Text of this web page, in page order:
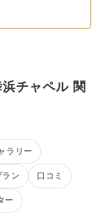
チャペル 関
ラリー
ラン 口コミ
ー